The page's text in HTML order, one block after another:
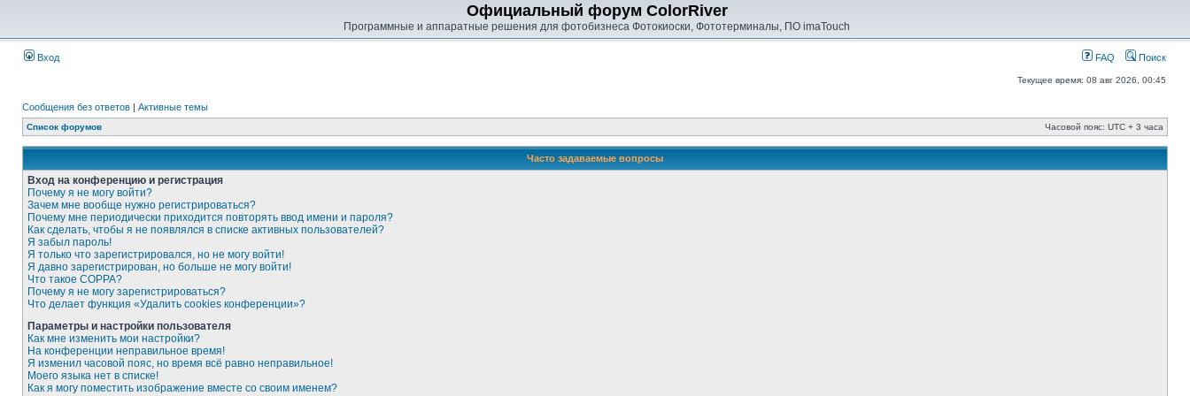
Официальный форум ColorRiver
Программные и аппаратные решения для фотобизнеса Фотокиоски, Фототерминалы, ПО imaTouch
Вход FAQ Поиск
Текущее время: 08 авг 2026, 00:45
Сообщения без ответов | Активные темы
Список форумов Часовой пояс: UTC + 3 часа
Часто задаваемые вопросы
Вход на конференцию и регистрация
Почему я не могу войти?
Зачем мне вообще нужно регистрироваться?
Почему мне периодически приходится повторять ввод имени и пароля?
Как сделать, чтобы я не появлялся в списке активных пользователей?
Я забыл пароль!
Я только что зарегистрировался, но не могу войти!
Я давно зарегистрирован, но больше не могу войти!
Что такое COPPA?
Почему я не могу зарегистрироваться?
Что делает функция «Удалить cookies конференции»?
Параметры и настройки пользователя
Как мне изменить мои настройки?
На конференции неправильное время!
Я изменил часовой пояс, но время всё равно неправильное!
Моего языка нет в списке!
Как я могу поместить изображение вместе со своим именем?